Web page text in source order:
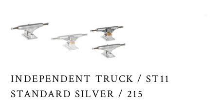
INDEPENDENT TRUCK / ST11
STANDARD SILVER / 215